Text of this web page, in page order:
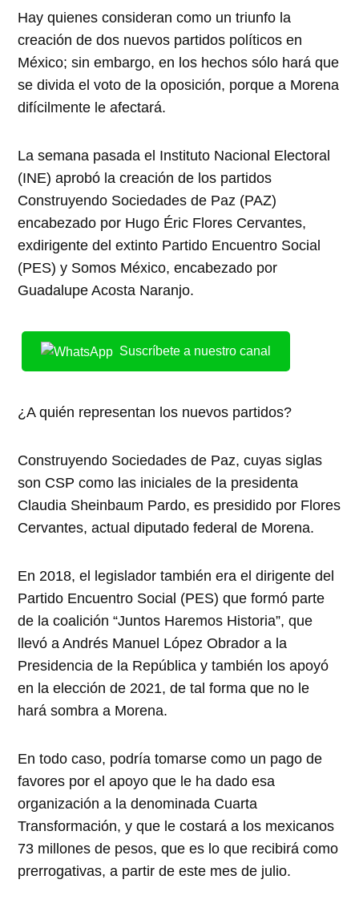
Hay quienes consideran como un triunfo la
creación de dos nuevos partidos políticos en
México; sin embargo, en los hechos sólo hará que
se divida el voto de la oposición, porque a Morena
difícilmente le afectará.
La semana pasada el Instituto Nacional Electoral
(INE) aprobó la creación de los partidos
Construyendo Sociedades de Paz (PAZ)
encabezado por Hugo Éric Flores Cervantes,
exdirigente del extinto Partido Encuentro Social
(PES) y Somos México, encabezado por
Guadalupe Acosta Naranjo.
Suscríbete a nuestro canal
¿A quién representan los nuevos partidos?
Construyendo Sociedades de Paz, cuyas siglas
son CSP como las iniciales de la presidenta
Claudia Sheinbaum Pardo, es presidido por Flores
Cervantes, actual diputado federal de Morena.
En 2018, el legislador también era el dirigente del
Partido Encuentro Social (PES) que formó parte
de la coalición “Juntos Haremos Historia”, que
llevó a Andrés Manuel López Obrador a la
Presidencia de la República y también los apoyó
en la elección de 2021, de tal forma que no le
hará sombra a Morena.
En todo caso, podría tomarse como un pago de
favores por el apoyo que le ha dado esa
organización a la denominada Cuarta
Transformación, y que le costará a los mexicanos
73 millones de pesos, que es lo que recibirá como
prerrogativas, a partir de este mes de julio.